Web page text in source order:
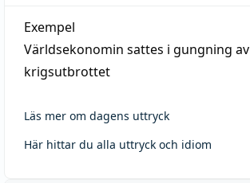
Exempel
Världsekonomin sattes i gungning av
krigsutbrottet
Läs mer om dagens uttryck
Här hittar du alla uttryck och idiom